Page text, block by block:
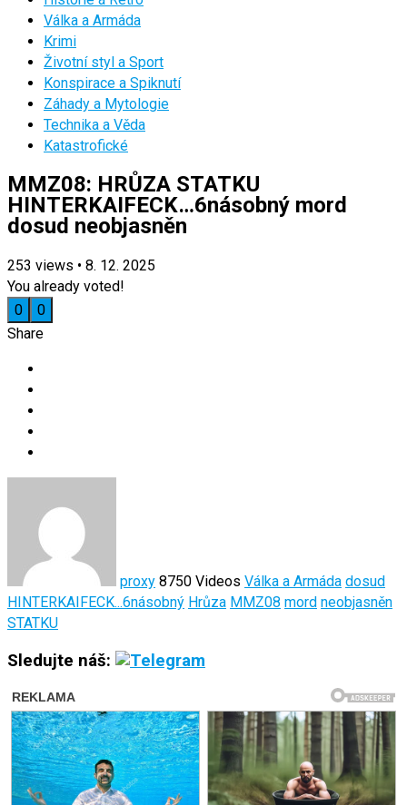
Válka a Armáda
Krimi
Životní styl a Sport
Konspirace a Spiknutí
Záhady a Mytologie
Technika a Věda
Katastrofické
MMZ08: HRŮZA STATKU
HINTERKAIFECK…6násobný mord
dosud neobjasněn
253 views • 8. 12. 2025
You already voted!
0
0
Share
proxy 8750 Videos Válka a Armáda dosud
HINTERKAIFECK...6násobný Hrůza MMZ08 mord neobjasněn
STATKU
Sledujte náš: